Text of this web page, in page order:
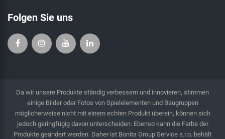
Folgen Sie uns
Da wir unsere Produkte ständig verbessern und innovieren, stimmen
einige Bilder oder Fotos von Spielelementen und Baugruppen
möglicherweise nicht mit einem echten Produkt überein, können sich
jedoch geringfügig davon unterscheiden. Ebenso kann die Farbe der
Produkte geändert werden. Daher ist Bonita Group Service s.r.o. behält